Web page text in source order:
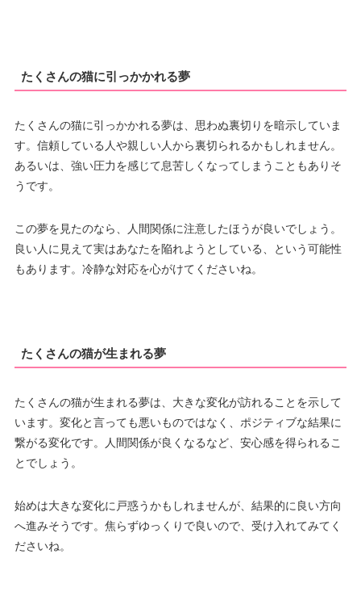
たくさんの猫に引っかかれる夢
たくさんの猫に引っかかれる夢は、思わぬ裏切りを暗示していま
す。信頼している人や親しい人から裏切られるかもしれません。
あるいは、強い圧力を感じて息苦しくなってしまうこともありそ
うです。
この夢を見たのなら、人間関係に注意したほうが良いでしょう。
良い人に見えて実はあなたを陥れようとしている、という可能性
もあります。冷静な対応を心がけてくださいね。
たくさんの猫が生まれる夢
たくさんの猫が生まれる夢は、大きな変化が訪れることを示して
います。変化と言っても悪いものではなく、ポジティブな結果に
繋がる変化です。人間関係が良くなるなど、安心感を得られるこ
とでしょう。
始めは大きな変化に戸惑うかもしれませんが、結果的に良い方向
へ進みそうです。焦らずゆっくりで良いので、受け入れてみてく
ださいね。